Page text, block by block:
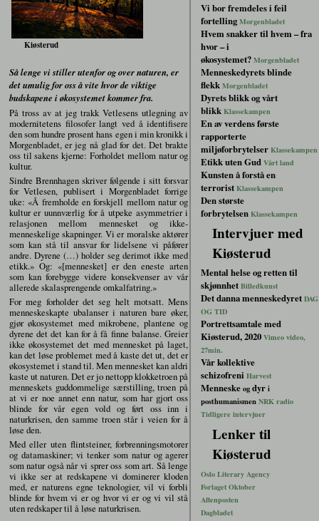
Kiøsterud
Så lenge vi stiller utenfor og over naturen, er
det umulig for oss å vite hvor de viktige
budskapene i økosystemet kommer fra.
På tross av at jeg trakk Vetlesens utlegning av
modernitetens filosofer langt ved å identifisere
den som hundre prosent hans egen i min kronikk i
Morgenbladet, er jeg nå glad for det. Det brakte
oss til sakens kjerne: Forholdet mellom natur og
kultur.
Sindre Brennhagen skriver følgende i sitt forsvar
for Vetlesen, publisert i Morgenbladet forrige
uke: «Å fremholde en forskjell mellom natur og
kultur er uunnværlig for å utpeke asymmetrier i
relasjonen mellom mennesket og ikke-
menneskelige skapninger. Vi er moralske aktører
som kan stå til ansvar for lidelsene vi påfører
andre. Dyrene (…) holder seg derimot ikke med
etikk.» Og: «[mennesket] er den eneste arten
som kan forebygge videre konsekvenser av vår
allerede skalasprengende omkalfatring.»
For meg forholder det seg helt motsatt. Mens
menneskeskapte ubalanser i naturen bare øker,
gjør økosystemet med mikrobene, plantene og
dyrene det det kan for å få finne balanse. Greier
ikke økosystemet det med mennesket på laget,
kan det løse problemet med å kaste det ut, det er
økosystemet i stand til. Men mennesket kan aldri
kaste ut naturen. Det er jo nettopp klokketroen på
menneskets guddommelige særstilling, troen på
at vi er noe annet enn natur, som har gjort oss
blinde for vår egen vold og ført oss inn i
naturkrisen, den samme troen står i veien for å
løse den.
Med eller uten flintsteiner, forbrenningsmotorer
og datamaskiner; vi tenker som natur og agerer
som natur også når vi sprer oss som art. Så lenge
vi ikke ser at redskapene vi dominerer kloden
med, er naturens egne teknologier, vil vi forbli
blinde for hvem vi er og hvor vi er og vi vil stå
uten redskaper til å løse naturkrisen.
Vi bor fremdeles i feil
fortellingMorgenbladet
Hvem snakker til hvem – fra
hvor – i
økosystemet?Morgenbladet
Menneskedyrets blinde
flekkMorgenbladet
Dyrets blikk og vårt
blikkKlassekampen
En av verdens første
rapporterte
miljøforbrytelserKlassekampen
Etikk uten GudVårt land
Kunsten å forstå en
terroristKlassekampen
Den største
forbrytelsenKlassekampen
Intervjuer med
Kiøsterud
Mental helse og retten til
skjønnhetBilledkunst
Det danna menneskedyretDAG
OG TID
Portrettsamtale med
Kiøsterud, 2020Vimeo video,
27min.
Vår kollektive
schizofreni Harvest
Menneskeogdyri
posthumanismenNRK radio
Tidligere intervjuer
Lenker til
Kiøsterud
Oslo Literary Agency
Forlaget Oktober
Aftenposten
Dagbladet